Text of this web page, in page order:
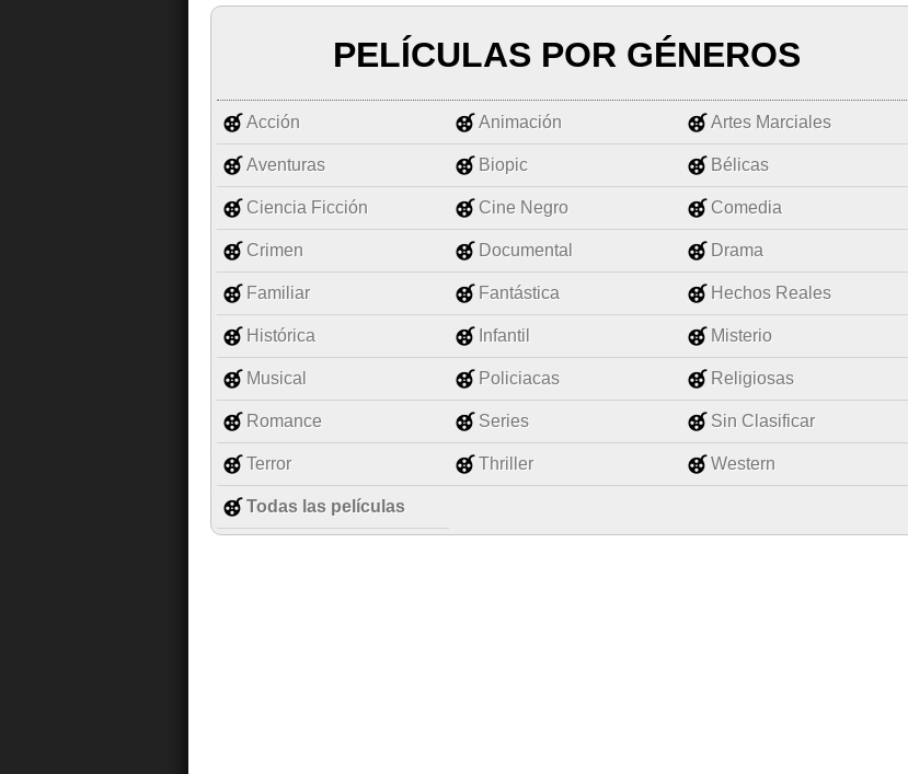
PELÍCULAS POR GÉNEROS
Acción Animación Artes Marciales
Aventuras Biopic Bélicas
Ciencia Ficción Cine Negro Comedia
Crimen Documental Drama
Familiar Fantástica Hechos Reales
Histórica Infantil Misterio
Musical Policiacas Religiosas
Romance Series Sin Clasificar
Terror Thriller Western
Todas las películas